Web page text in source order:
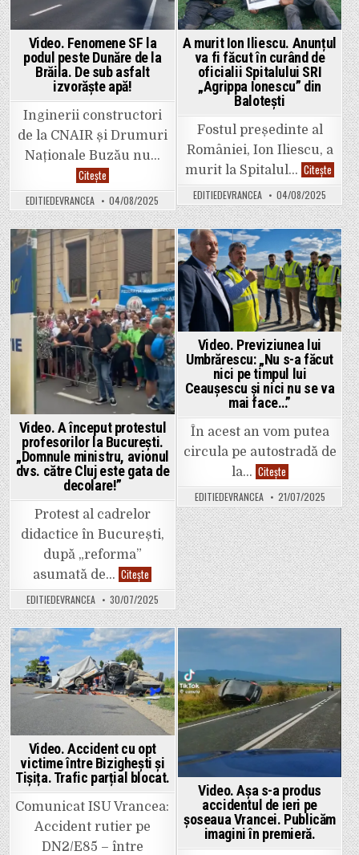
Video. Fenomene SF la
podul peste Dunăre de la
Brăila. De sub asfalt
izvorăște apă!
Inginerii constructori
de la CNAIR și Drumuri
Naționale Buzău nu…
CiteșteVideo.
Fenomene
SF
la
podul
peste
Dunăre
de
la
Brăila.
De
sub
asfalt
izvorăște
apă!
EDITIEDEVRANCEA 04/08/2025
A murit Ion Iliescu. Anunțul
va fi făcut în curând de
oficialii Spitalului SRI
„Agrippa Ionescu” din
Balotești
Fostul președinte al
României, Ion Iliescu, a
murit la Spitalul… Citește
murit
Ion
Iliescu.
va
fi
făcut
în
curând
de
oficialii
SRI
din
EDITIEDEVRANCEA 04/08/2025
Posted
in
Video. A început protestul
profesorilor la București.
„Domnule ministru, avionul
dvs. către Cluj este gata de
decolare!”
Protest al cadrelor
didactice în București,
după „reforma”
asumată de… Citește
A
început
protestul
profesorilor
la
București.
„Domnule
ministru,
avionul
dvs.
către
Cluj
este
gata
de
decolare!”
EDITIEDEVRANCEA 30/07/2025
Posted
in
Video. Previziunea lui
Umbrărescu: „Nu s-a făcut
nici pe timpul lui
Ceaușescu și nici nu se va
mai face…”
În acest an vom putea
circula pe autostradă de
la… CiteșteVideo.
Previziunea
lui
Umbrărescu:
„Nu
s-
a
făcut
nici
pe
timpul
lui
Ceaușescu
și
nici
nu
mai
EDITIEDEVRANCEA 21/07/2025
Posted
in
Video. Accident cu opt
victime între Bizighești și
Tișița. Trafic parțial blocat.
Comunicat ISU Vrancea:
Accident rutier pe
DN2/E85 – între
in
Video. Așa s-a produs
accidentul de ieri pe
șoseaua Vrancei. Publicăm
imagini în premieră.